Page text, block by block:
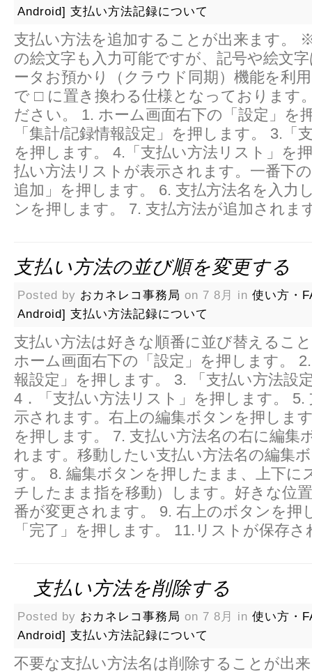
Android] 支払い方法記録について
支払い方法を追加することが出来ます。
の絵文字も入力可能ですが、記号や絵文
ータお預かり（クラウド同期）機能を利
で □ に置き換わる仕様となっております
ださい。 1. ホーム画面右下の「設定」を
「集計/記録情報設定」を押します。 3.「
を押します。 4.「支払い方法リスト」を
払い方法リストが表示されます。一番下
追加」を押します。 6. 支払方法名を入力
ンを押します。 7. 支払方法が追加されま
支払い方法の並び順を変更する
Posted by おカネレコ事務局 on 7 8月 in 使い方・
Android] 支払い方法記録について
支払い方法は好きな順番に並び替えるこ
ホーム画面右下の「設定」を押します。
報設定」を押します。 3. 「支払い方法設
4．「支払い方法リスト」を押します。 5.
示されます。右上の編集ボタンを押しま
を押します。 7. 支払い方法名の右に編集
れます。移動したい支払い方法名の編集
す。 8. 編集ボタンを押したまま、上下に
チしたまま指を移動）します。好きな位
番が変更されます。 9. 右上のボタンを押
「完了」を押します。 11.リストが保存
支払い方法を削除する
Posted by おカネレコ事務局 on 7 8月 in 使い方・
Android] 支払い方法記録について
不要な支払い方法名は削除することが出